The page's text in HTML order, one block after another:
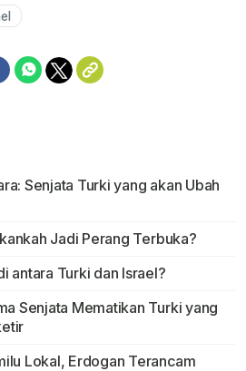
Senjata Turki yang akan Ubah
Jadi Perang Terbuka?
antara Turki dan Israel?
Senjata Mematikan Turki yang
Lokal, Erdogan Terancam